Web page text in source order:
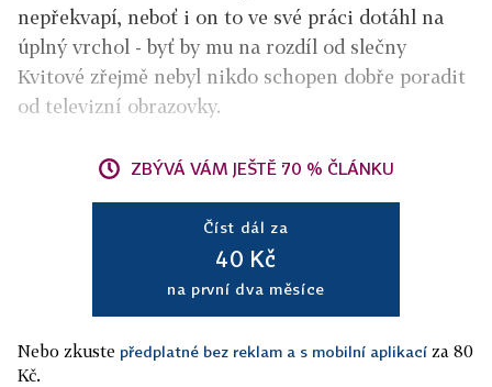
nepřekvapí, neboť i on to ve své práci dotáhl na
úplný vrchol - byť by mu na rozdíl od slečny
Kvitové zřejmě nebyl nikdo schopen dobře poradit
od televizní obrazovky.
ZBÝVÁ VÁM JEŠTĚ 70 % ČLÁNKU
Číst dál za
40 Kč
na první dva měsíce
Nebo zkuste předplatné bez reklam a s mobilní aplikací za 80
Kč.